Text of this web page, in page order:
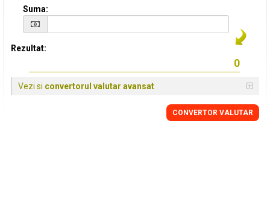
Suma:
Rezultat:
Vezi si convertorul valutar avansat
CONVERTOR VALUTAR